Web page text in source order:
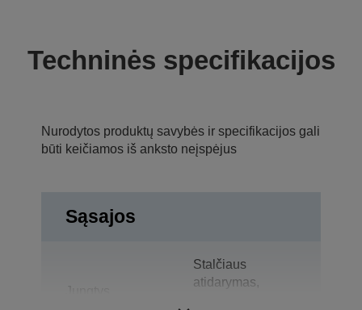
Techninės specifikacijos
Nurodytos produktų savybės ir specifikacijos gali
būti keičiamos iš anksto neįspėjus
Sąsajos
Stalčiaus
atidarymas,